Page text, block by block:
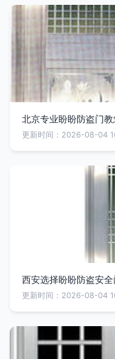
北京专业盼盼防盗门
更新时间：2026-08-04
西安选择盼盼防盗安
更新时间：2026-08-04